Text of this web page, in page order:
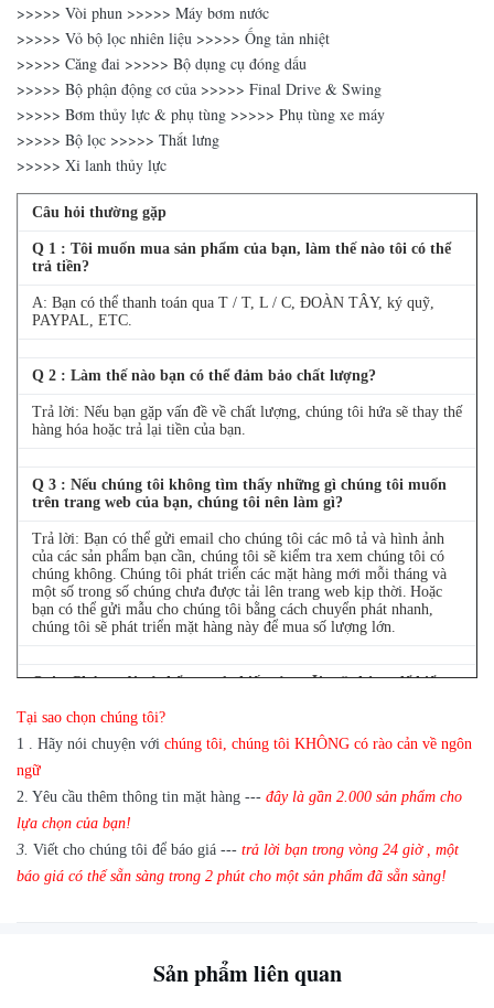
>>>>> Vòi phun >>>>> Máy bơm nước
>>>>> Vỏ bộ lọc nhiên liệu >>>>> Ống tản nhiệt
>>>>> Căng đai >>>>> Bộ dụng cụ đóng dấu
>>>>> Bộ phận động cơ của >>>>> Final Drive & Swing
>>>>> Bơm thủy lực & phụ tùng >>>>> Phụ tùng xe máy
>>>>> Bộ lọc >>>>> Thắt lưng
>>>>> Xi lanh thủy lực
Câu hỏi thường gặp
Q 1 : Tôi muốn mua sản phẩm của bạn, làm thế nào tôi có thể
trả tiền?
A: Bạn có thể thanh toán qua T / T, L / C, ĐOÀN TÂY, ký quỹ,
PAYPAL, ETC.
Q 2 : Làm thế nào bạn có thể đảm bảo chất lượng?
Trả lời: Nếu bạn gặp vấn đề về chất lượng, chúng tôi hứa sẽ thay thế
hàng hóa hoặc trả lại tiền của bạn.
Q 3 : Nếu chúng tôi không tìm thấy những gì chúng tôi muốn
trên trang web của bạn, chúng tôi nên làm gì?
Trả lời: Bạn có thể gửi email cho chúng tôi các mô tả và hình ảnh
của các sản phẩm bạn cần, chúng tôi sẽ kiểm tra xem chúng tôi có
chúng không. Chúng tôi phát triển các mặt hàng mới mỗi tháng và
một số trong số chúng chưa được tải lên trang web kịp thời. Hoặc
bạn có thể gửi mẫu cho chúng tôi bằng cách chuyển phát nhanh,
chúng tôi sẽ phát triển mặt hàng này để mua số lượng lớn.
Q 4 : Chúng tôi có thể mua 1 chiếc của mỗi mặt hàng để kiểm
Trả lời: Có, chúng tôi rất vui khi gửi 1 cái để kiểm tra chất lượng
nếu chúng tôi có mặt hàng bạn cần trong kho
Tại sao chọn chúng tôi?
1 . Hãy nói chuyện với chúng tôi, chúng tôi KHÔNG có rào cản về ngôn
ngữ
2. Yêu cầu thêm thông tin mặt hàng --- đây là gần 2.000 sản phẩm cho
lựa chọn của bạn!
3. Viết cho chúng tôi để báo giá --- trả lời bạn trong vòng 24 giờ , một
báo giá có thể sẵn sàng trong 2 phút cho một sản phẩm đã sẵn sàng!
Sản phẩm liên quan